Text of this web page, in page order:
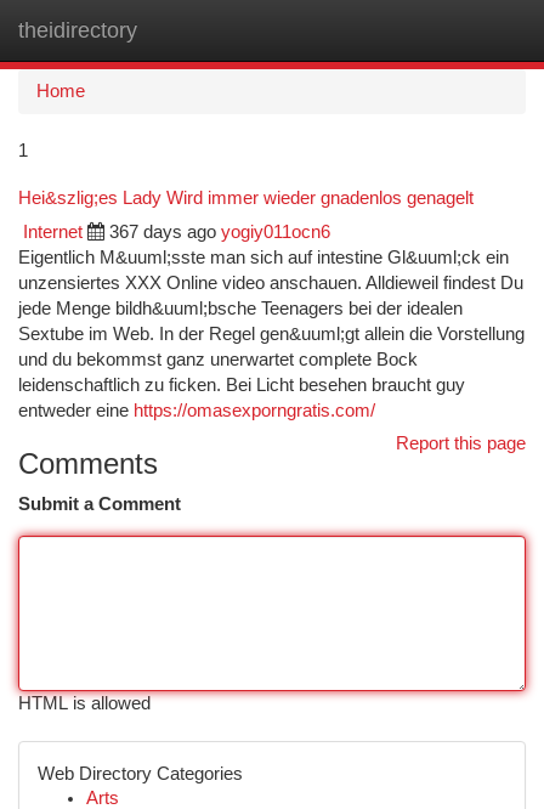
theidirectory
Home
1
Hei&szlig;es Lady Wird immer wieder gnadenlos genagelt
Internet 367 days ago yogiy011ocn6
Eigentlich M&uuml;sste man sich auf intestine Gl&uuml;ck ein
unzensiertes XXX Online video anschauen. Alldieweil findest Du
jede Menge bildh&uuml;bsche Teenagers bei der idealen
Sextube im Web. In der Regel gen&uuml;gt allein die Vorstellung
und du bekommst ganz unerwartet complete Bock
leidenschaftlich zu ficken. Bei Licht besehen braucht guy
entweder eine https://omasexporngratis.com/
Report this page
Comments
Submit a Comment
HTML is allowed
Web Directory Categories
Arts